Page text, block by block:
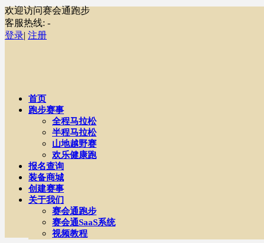
欢迎访问赛会通跑步
客服热线: -
登录| 注册
首页
跑步赛事
全程马拉松
半程马拉松
山地越野赛
欢乐健康跑
报名查询
装备商城
创建赛事
关于我们
赛会通跑步
赛会通SaaS系统
视频教程